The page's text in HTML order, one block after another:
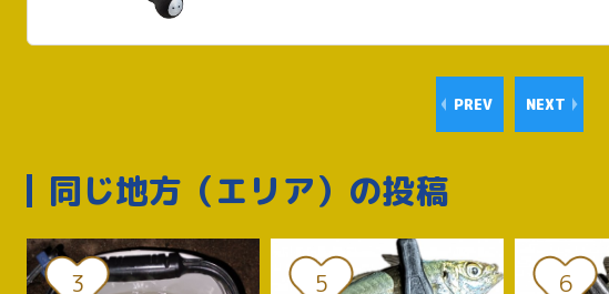
PREV NEXT
同じ地方（エリア）の投稿
3 5 6